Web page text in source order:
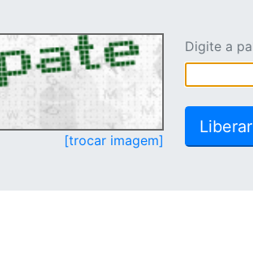
[trocar imagem]
Digite a